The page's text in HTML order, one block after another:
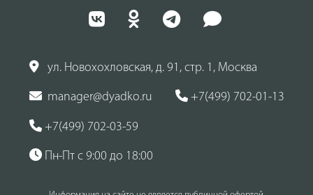
ул. Новохохловская, д. 91, стр. 1, Москва
manager@dyadko.ru +7(499) 702-01-13
+7(499) 702-03-59
Пн-Пт с 9:00 до 18:00